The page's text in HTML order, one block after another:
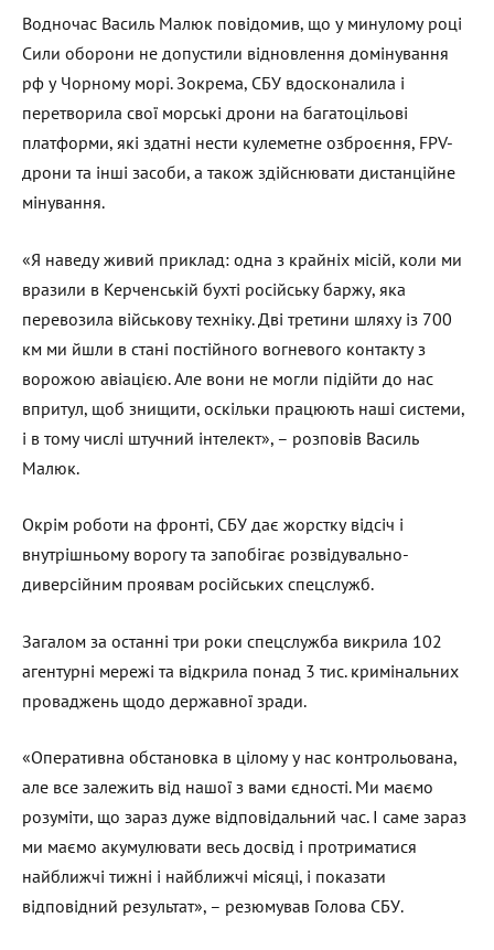
Водночас Василь Малюк повідомив, що у минулому році
Сили оборони не допустили відновлення домінування
рф у Чорному морі. Зокрема, СБУ вдосконалила і
перетворила свої морські дрони на багатоцільові
платформи, які здатні нести кулеметне озброєння, FPV-
дрони та інші засоби, а також здійснювати дистанційне
мінування.
«Я наведу живий приклад: одна з крайніх місій, коли ми
вразили в Керченській бухті російську баржу, яка
перевозила військову техніку. Дві третини шляху із 700
км ми йшли в стані постійного вогневого контакту з
ворожою авіацією. Але вони не могли підійти до нас
впритул, щоб знищити, оскільки працюють наші системи,
і в тому числі штучний інтелект», – розповів Василь
Малюк.
Окрім роботи на фронті, СБУ дає жорстку відсіч і
внутрішньому ворогу та запобігає розвідувально-
диверсійним проявам російських спецслужб.
Загалом за останні три роки спецслужба викрила 102
агентурні мережі та відкрила понад 3 тис. кримінальних
проваджень щодо державної зради.
«Оперативна обстановка в цілому у нас контрольована,
але все залежить від нашої з вами єдності. Ми маємо
розуміти, що зараз дуже відповідальний час. І саме зараз
ми маємо акумулювати весь досвід і протриматися
найближчі тижні і найближчі місяці, і показати
відповідний результат», – резюмував Голова СБУ.